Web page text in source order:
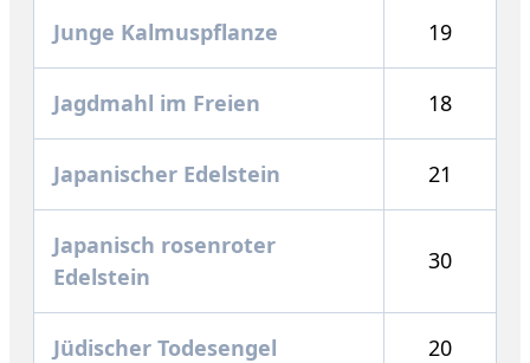
Junge Kalmuspflanze 19
Jagdmahl im Freien 18
Japanischer Edelstein 21
Japanisch rosenroter
Edelstein
30
Jüdischer Todesengel 20